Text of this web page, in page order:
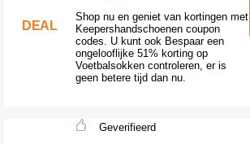
DEAL
Shop nu en geniet van kortingen met
Keepershandschoenen coupon
codes. U kunt ook Bespaar een
ongelooflijke 51% korting op
Voetbalsokken controleren, er is
geen betere tijd dan nu.
Geverifieerd